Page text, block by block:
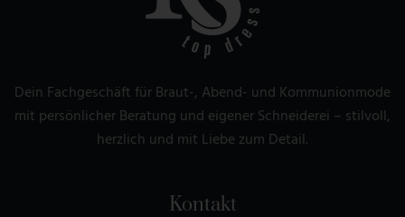
Dein Fachgeschäft für Braut-, Abend- und Kommunionmode
mit persönlicher Beratung und eigener Schneiderei – stilvoll,
herzlich und mit Liebe zum Detail.
Kontakt